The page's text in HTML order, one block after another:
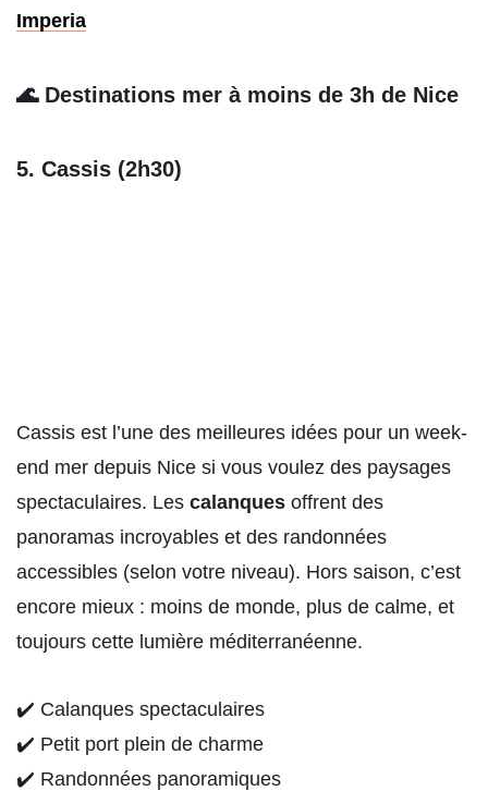
Imperia
🌊 Destinations mer à moins de 3h de Nice
5. Cassis (2h30)
Cassis est l’une des meilleures idées pour un week-
end mer depuis Nice si vous voulez des paysages
spectaculaires. Les calanques offrent des
panoramas incroyables et des randonnées
accessibles (selon votre niveau). Hors saison, c’est
encore mieux : moins de monde, plus de calme, et
toujours cette lumière méditerranéenne.
✔️ Calanques spectaculaires
✔️ Petit port plein de charme
✔️ Randonnées panoramiques